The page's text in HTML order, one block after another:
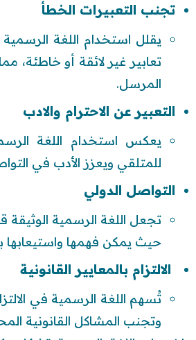
تجنب التعبيرات الخطأ
يقلل استخدام اللغة
تعابير غير لائقة أو
المرسل.
التعبير عن الاحترام والادب
يعكس استخدام اللغة
للمتلقي ويعزز الأدب في
التواصل الدولي
تجعل اللغة الرسمية الوثيقة
حيث يمكن فهمها واستيعابها
الالتزام بالمعايير القانونية
تُسهم اللغة الرسمية في
وتجنب المشاكل القانونية